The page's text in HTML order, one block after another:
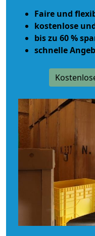
Faire und
kostenlose
bis zu 60 %
schnelle